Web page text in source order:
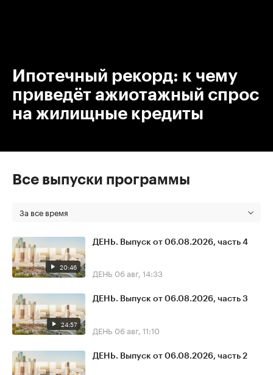
Ипотечный рекорд: к чему
приведёт ажиотажный спрос
на жилищные кредиты
Все выпуски программы
За все время
20:46
ДЕНЬ. Выпуск от 06.08.2026, часть 4
ДЕНЬ 06 авг, 14:33
24:57
ДЕНЬ. Выпуск от 06.08.2026, часть 3
ДЕНЬ 06 авг, 11:10
ДЕНЬ. Выпуск от 06.08.2026, часть 2